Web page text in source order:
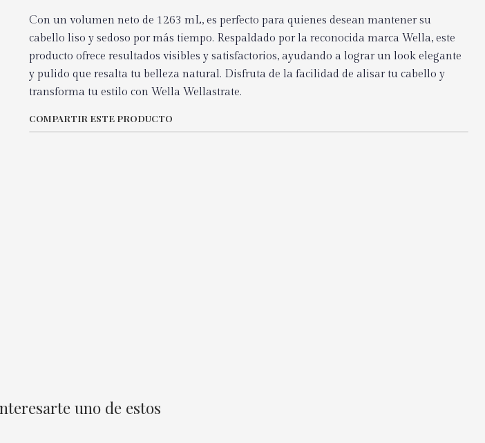
Con un volumen neto de 1263 mL, es perfecto para quienes desean mantener su
cabello liso y sedoso por más tiempo. Respaldado por la reconocida marca Wella, este
producto ofrece resultados visibles y satisfactorios, ayudando a lograr un look elegante
y pulido que resalta tu belleza natural. Disfruta de la facilidad de alisar tu cabello y
transforma tu estilo con Wella Wellastrate.
COMPARTIR ESTE PRODUCTO
uno de estos